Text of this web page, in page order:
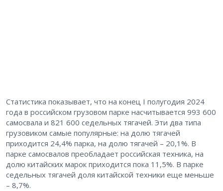
Статистика показывает, что на конец I полугодия 2024
года в российском грузовом парке насчитывается 993 600
самосвала и 821 600 седельных тягачей. Эти два типа
грузовиком самые популярные: на долю тягачей
приходится 24,4% парка, на долю тягачей – 20,1%. В
парке самосвалов преобладает российская техника, на
долю китайских марок приходится пока 11,5%. В парке
седельных тягачей доля китайской техники еще меньше
– 8,7%.